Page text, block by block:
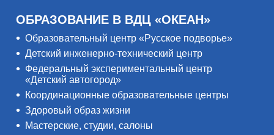
ОБРАЗОВАНИЕ В ВДЦ «ОКЕАН»
Образовательный центр «Русское подворье»
Детский инженерно-технический центр
Федеральный экспериментальный центр
«Детский автогород»
Координационные образовательные центры
Здоровый образ жизни
Мастерские, студии, салоны